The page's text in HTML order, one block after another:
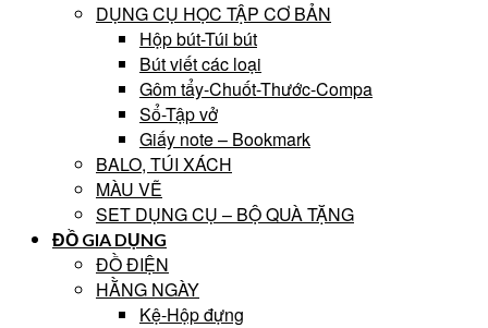
DỤNG CỤ HỌC TẬP CƠ BẢN
Hộp bút-Túi bút
Bút viết các loại
Gôm tẩy-Chuốt-Thước-Compa
Sổ-Tập vở
Giấy note – Bookmark
BALO, TÚI XÁCH
MÀU VẼ
SET DỤNG CỤ – BỘ QUÀ TẶNG
ĐỒ GIA DỤNG
ĐỒ ĐIỆN
HẰNG NGÀY
Kệ-Hộp đựng